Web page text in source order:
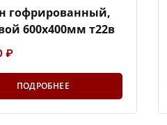
гофрированный,
600х400мм т22в
₽
ПОДРОБНЕЕ